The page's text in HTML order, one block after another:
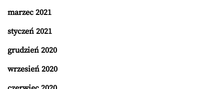
marzec 2021
styczeń 2021
grudzień 2020
wrzesień 2020